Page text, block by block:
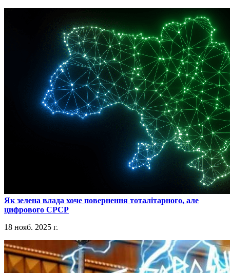
​Як зелена влада хоче повернення тоталітарного, але
цифрового СРСР
18 нояб. 2025 г.